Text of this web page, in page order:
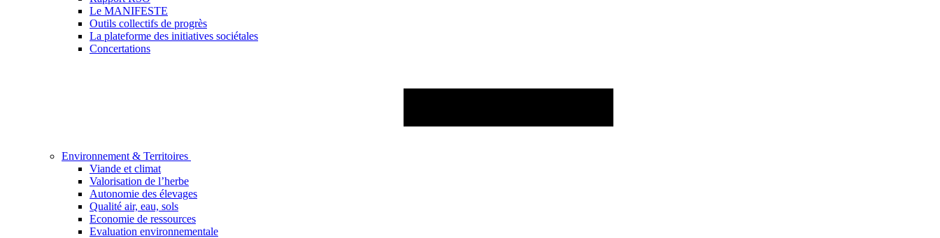
Le MANIFESTE
Outils collectifs de progrès
La plateforme des initiatives sociétales
Concertations
Environnement & Territoires
Viande et climat
Valorisation de l’herbe
Autonomie des élevages
Qualité air, eau, sols
Economie de ressources
Evaluation environnementale